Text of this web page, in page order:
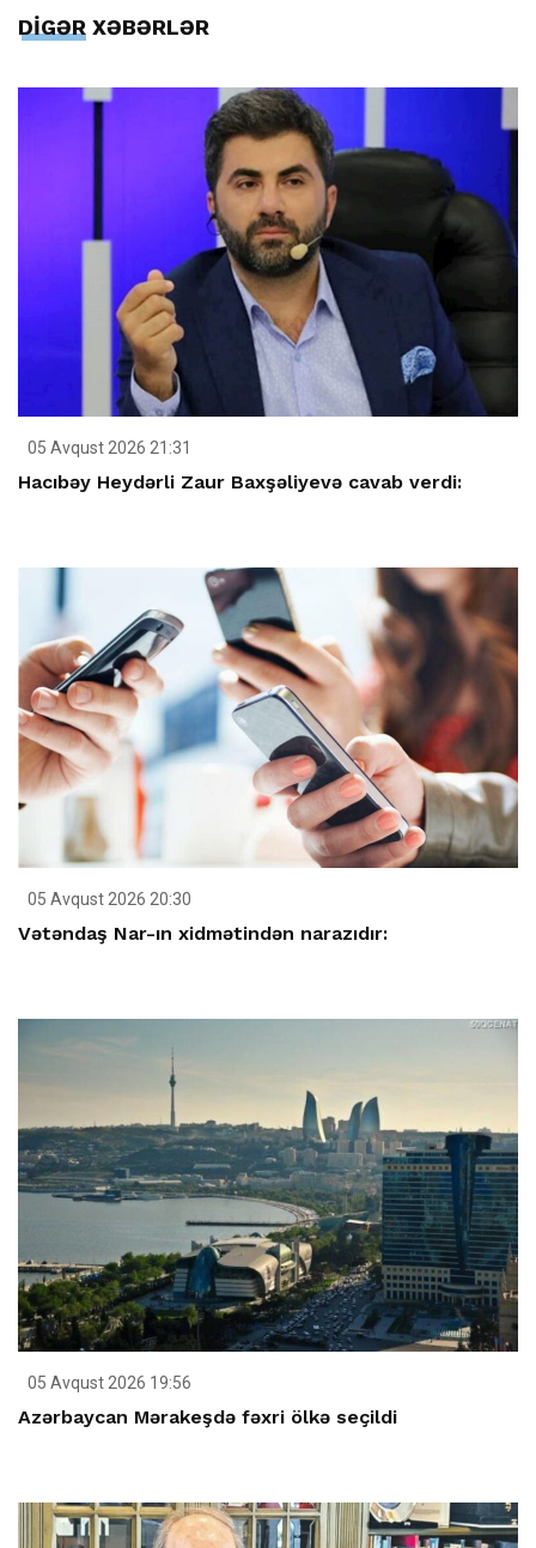
DİGƏR XƏBƏRLƏR
05 Avqust 2026 21:31
Hacıbəy Heydərli Zaur Baxşəliyevə cavab verdi:
05 Avqust 2026 20:30
Vətəndaş Nar-ın xidmətindən narazıdır:
05 Avqust 2026 19:56
Azərbaycan Mərakeşdə fəxri ölkə seçildi